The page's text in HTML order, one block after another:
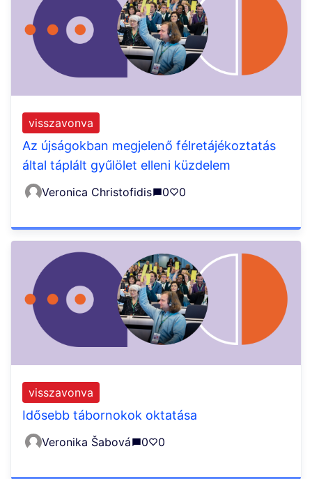
Az újságokban megjelenő félretájékoztatás
által táplált gyűlölet elleni küzdelem
visszavonva
Veronica Christofidis 0 0
Idősebb tábornokok oktatása
visszavonva
Veronika Šabová 0 0